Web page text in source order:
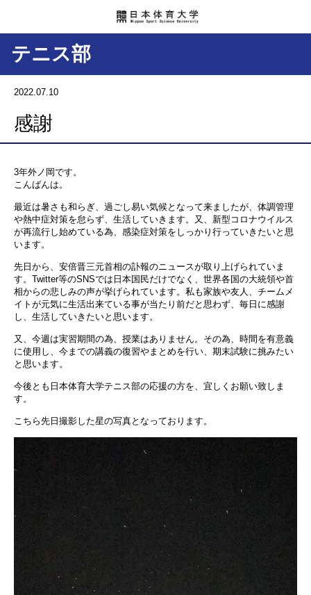
テニス部
2022.07.10
感謝
3年外ノ岡です。
こんばんは。
最近は暑さも和らぎ、過ごし易い気候となって来ましたが、体調管理
や熱中症対策を怠らず、生活していきます。又、新型コロナウイルス
が再流行し始めている為、感染症対策をしっかり行っていきたいと思
います。
先日から、安倍晋三元首相の訃報のニュースが取り上げられていま
す。Twitter等のSNSでは日本国民だけでなく、世界各国の大統領や首
相からの悲しみの声が挙げられています。私も家族や友人、チームメ
イトが元気に生活出来ている事が当たり前だと思わず、毎日に感謝
し、生活していきたいと思います。
又、今週は実習期間の為、授業はありません。その為、時間を有意義
に使用し、今までの講義の復習やまとめを行い、期末試験に挑みたい
と思います。
今後とも日本体育大学テニス部の応援の方を、宜しくお願い致しま
す。
こちら先日撮影した星の写真となっております。